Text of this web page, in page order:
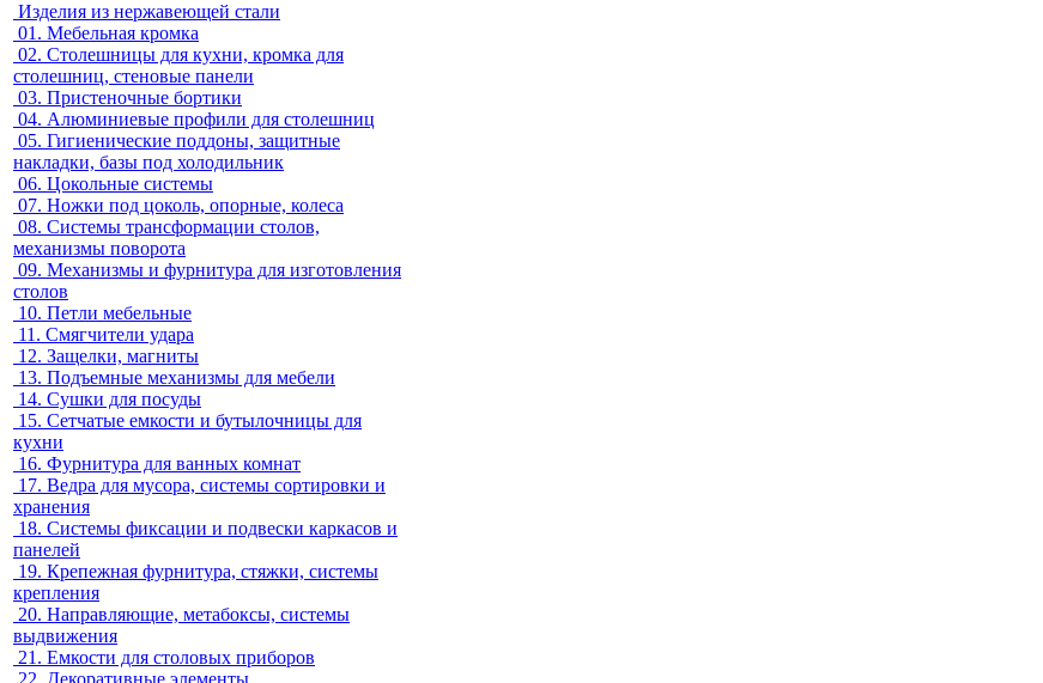
Изделия из нержавеющей стали
01. Мебельная кромка
02. Столешницы для кухни, кромка для
столешниц, стеновые панели
03. Пристеночные бортики
04. Алюминиевые профили для столешниц
05. Гигиенические поддоны, защитные
накладки, базы под холодильник
06. Цокольные системы
07. Ножки под цоколь, опорные, колеса
08. Системы трансформации столов,
механизмы поворота
09. Механизмы и фурнитура для изготовления
столов
10. Петли мебельные
11. Смягчители удара
12. Защелки, магниты
13. Подъемные механизмы для мебели
14. Сушки для посуды
15. Сетчатые емкости и бутылочницы для
кухни
16. Фурнитура для ванных комнат
17. Ведра для мусора, системы сортировки и
хранения
18. Системы фиксации и подвески каркасов и
панелей
19. Крепежная фурнитура, стяжки, системы
крепления
20. Направляющие, метабоксы, системы
выдвижения
21. Емкости для столовых приборов
22. Декоративные элементы